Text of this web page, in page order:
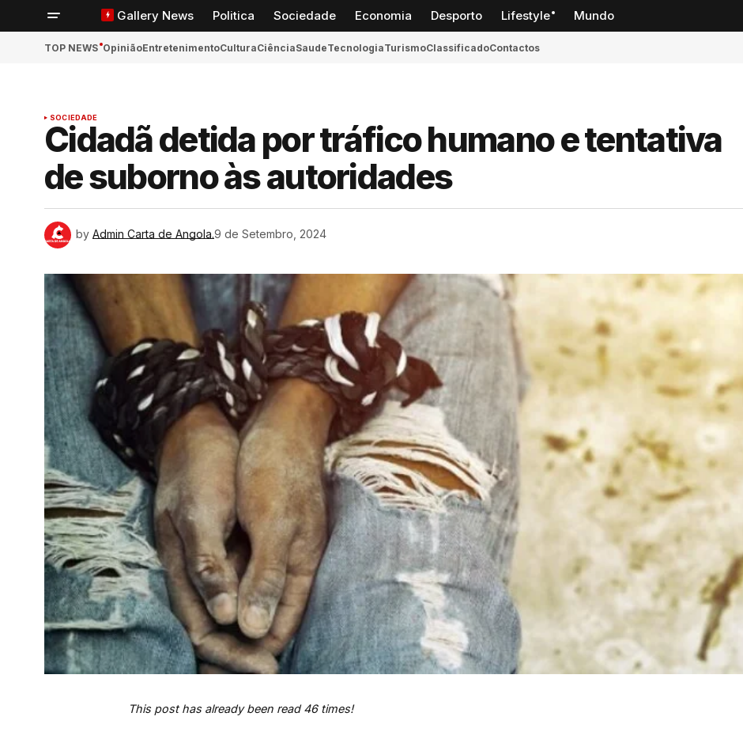
Gallery News Politica Sociedade Economia Desporto Lifestyle Mundo
TOP NEWS OpiniãoEntretenimentoCulturaCiênciaSaudeTecnologiaTurismoClassificadoContactos
SOCIEDADE
Cidadã detida por tráfico humano e tentativa
de suborno às autoridades
by Admin Carta de Angola.9 de Setembro, 2024
This post has already been read 46 times!